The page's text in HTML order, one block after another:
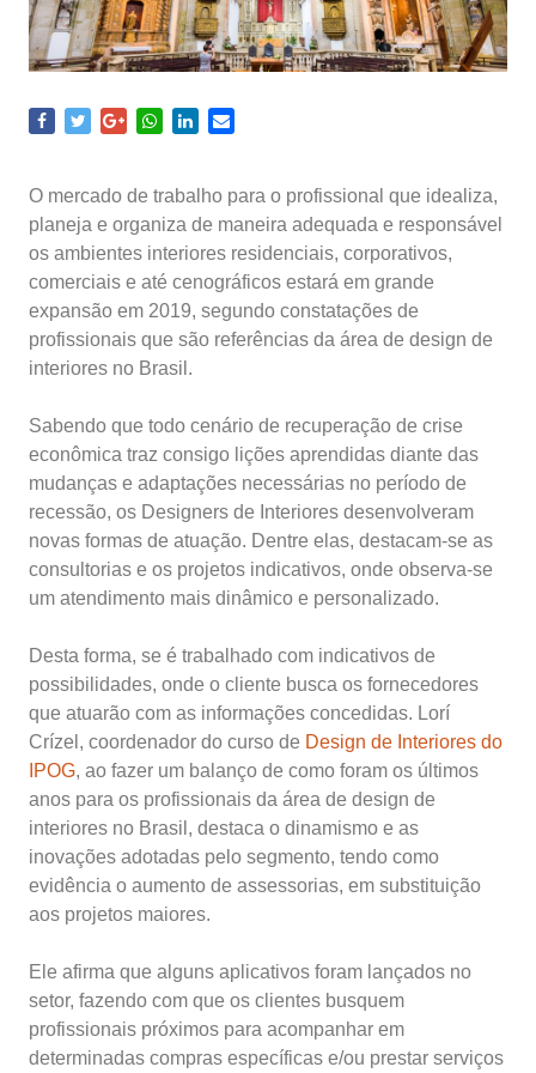
O mercado de trabalho para o profissional que idealiza,
planeja e organiza de maneira adequada e responsável
os ambientes interiores residenciais, corporativos,
comerciais e até cenográficos estará em grande
expansão em 2019, segundo constatações de
profissionais que são referências da área de design de
interiores no Brasil.
Sabendo que todo cenário de recuperação de crise
econômica traz consigo lições aprendidas diante das
mudanças e adaptações necessárias no período de
recessão, os Designers de Interiores desenvolveram
novas formas de atuação. Dentre elas, destacam-se as
consultorias e os projetos indicativos, onde observa-se
um atendimento mais dinâmico e personalizado.
Desta forma, se é trabalhado com indicativos de
possibilidades, onde o cliente busca os fornecedores
que atuarão com as informações concedidas. Lorí
Crízel, coordenador do curso de Design de Interiores do
IPOG, ao fazer um balanço de como foram os últimos
anos para os profissionais da área de design de
interiores no Brasil, destaca o dinamismo e as
inovações adotadas pelo segmento, tendo como
evidência o aumento de assessorias, em substituição
aos projetos maiores.
Ele afirma que alguns aplicativos foram lançados no
setor, fazendo com que os clientes busquem
profissionais próximos para acompanhar em
determinadas compras específicas e/ou prestar serviços